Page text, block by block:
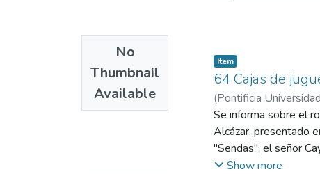
No
Thumbnail
Available
Item
64 Cajas de
(Pontificia
Se informa sobre el
Alcázar, presentado
"Sendas", el señor
juguetes contenidos
Show more